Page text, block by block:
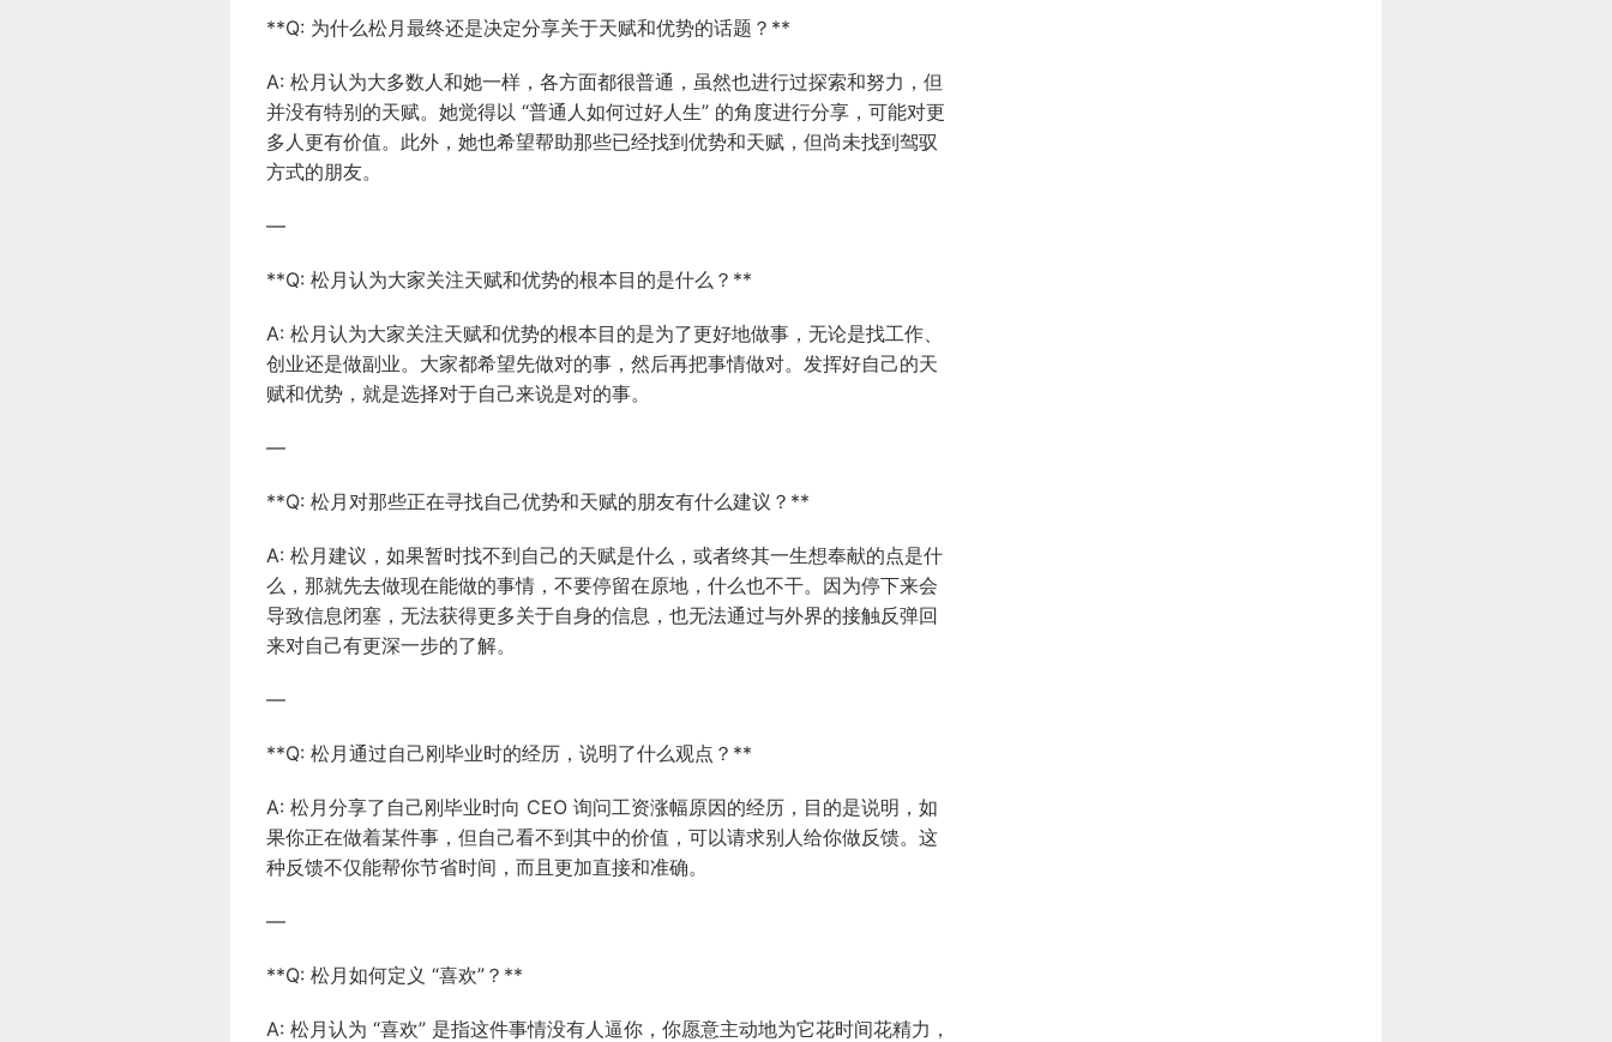
**Q: 为什么松月最终还是决定分享关于天赋和优势的话题？**
A: 松月认为大多数人和她一样，各方面都很普通，虽然也进行过探索和努力，但
并没有特别的天赋。她觉得以 “普通人如何过好人生” 的角度进行分享，可能对更
多人更有价值。此外，她也希望帮助那些已经找到优势和天赋，但尚未找到驾驭
方式的朋友。
—
**Q: 松月认为大家关注天赋和优势的根本目的是什么？**
A: 松月认为大家关注天赋和优势的根本目的是为了更好地做事，无论是找工作、
创业还是做副业。大家都希望先做对的事，然后再把事情做对。发挥好自己的天
赋和优势，就是选择对于自己来说是对的事。
—
**Q: 松月对那些正在寻找自己优势和天赋的朋友有什么建议？**
A: 松月建议，如果暂时找不到自己的天赋是什么，或者终其一生想奉献的点是什
么，那就先去做现在能做的事情，不要停留在原地，什么也不干。因为停下来会
导致信息闭塞，无法获得更多关于自身的信息，也无法通过与外界的接触反弹回
来对自己有更深一步的了解。
—
**Q: 松月通过自己刚毕业时的经历，说明了什么观点？**
A: 松月分享了自己刚毕业时向 CEO 询问工资涨幅原因的经历，目的是说明，如
果你正在做着某件事，但自己看不到其中的价值，可以请求别人给你做反馈。这
种反馈不仅能帮你节省时间，而且更加直接和准确。
—
**Q: 松月如何定义 “喜欢”？**
A: 松月认为 “喜欢” 是指这件事情没有人逼你，你愿意主动地为它花时间花精力，